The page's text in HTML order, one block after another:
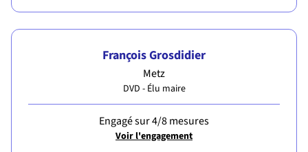
François Grosdidier
Metz
DVD - Élu maire
Engagé sur 4/8 mesures
Voir l'engagement